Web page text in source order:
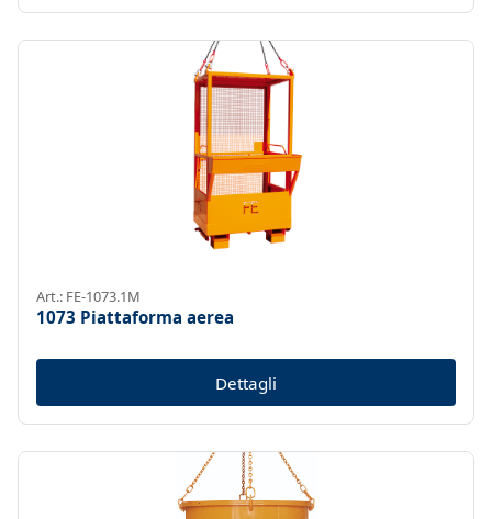
Art.: FE-1073.1M
1073 Piattaforma aerea
Dettagli